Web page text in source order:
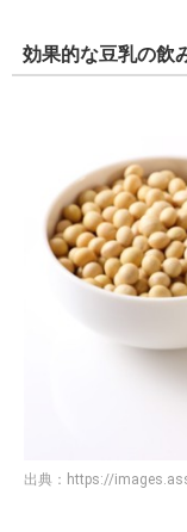
効果的な豆乳の飲
出典： https://